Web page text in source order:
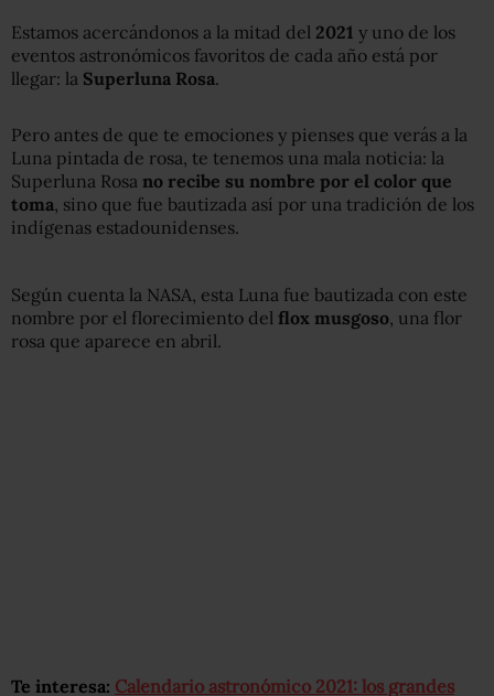
Estamos acercándonos a la mitad del 2021 y uno de los
eventos astronómicos favoritos de cada año está por
llegar: la Superluna Rosa.
Pero antes de que te emociones y pienses que verás a la
Luna pintada de rosa, te tenemos una mala noticia: la
Superluna Rosa no recibe su nombre por el color que
toma, sino que fue bautizada así por una tradición de los
indígenas estadounidenses.
Según cuenta la NASA, esta Luna fue bautizada con este
nombre por el florecimiento del flox musgoso, una flor
rosa que aparece en abril.
Te interesa: Calendario astronómico 2021: los grandes